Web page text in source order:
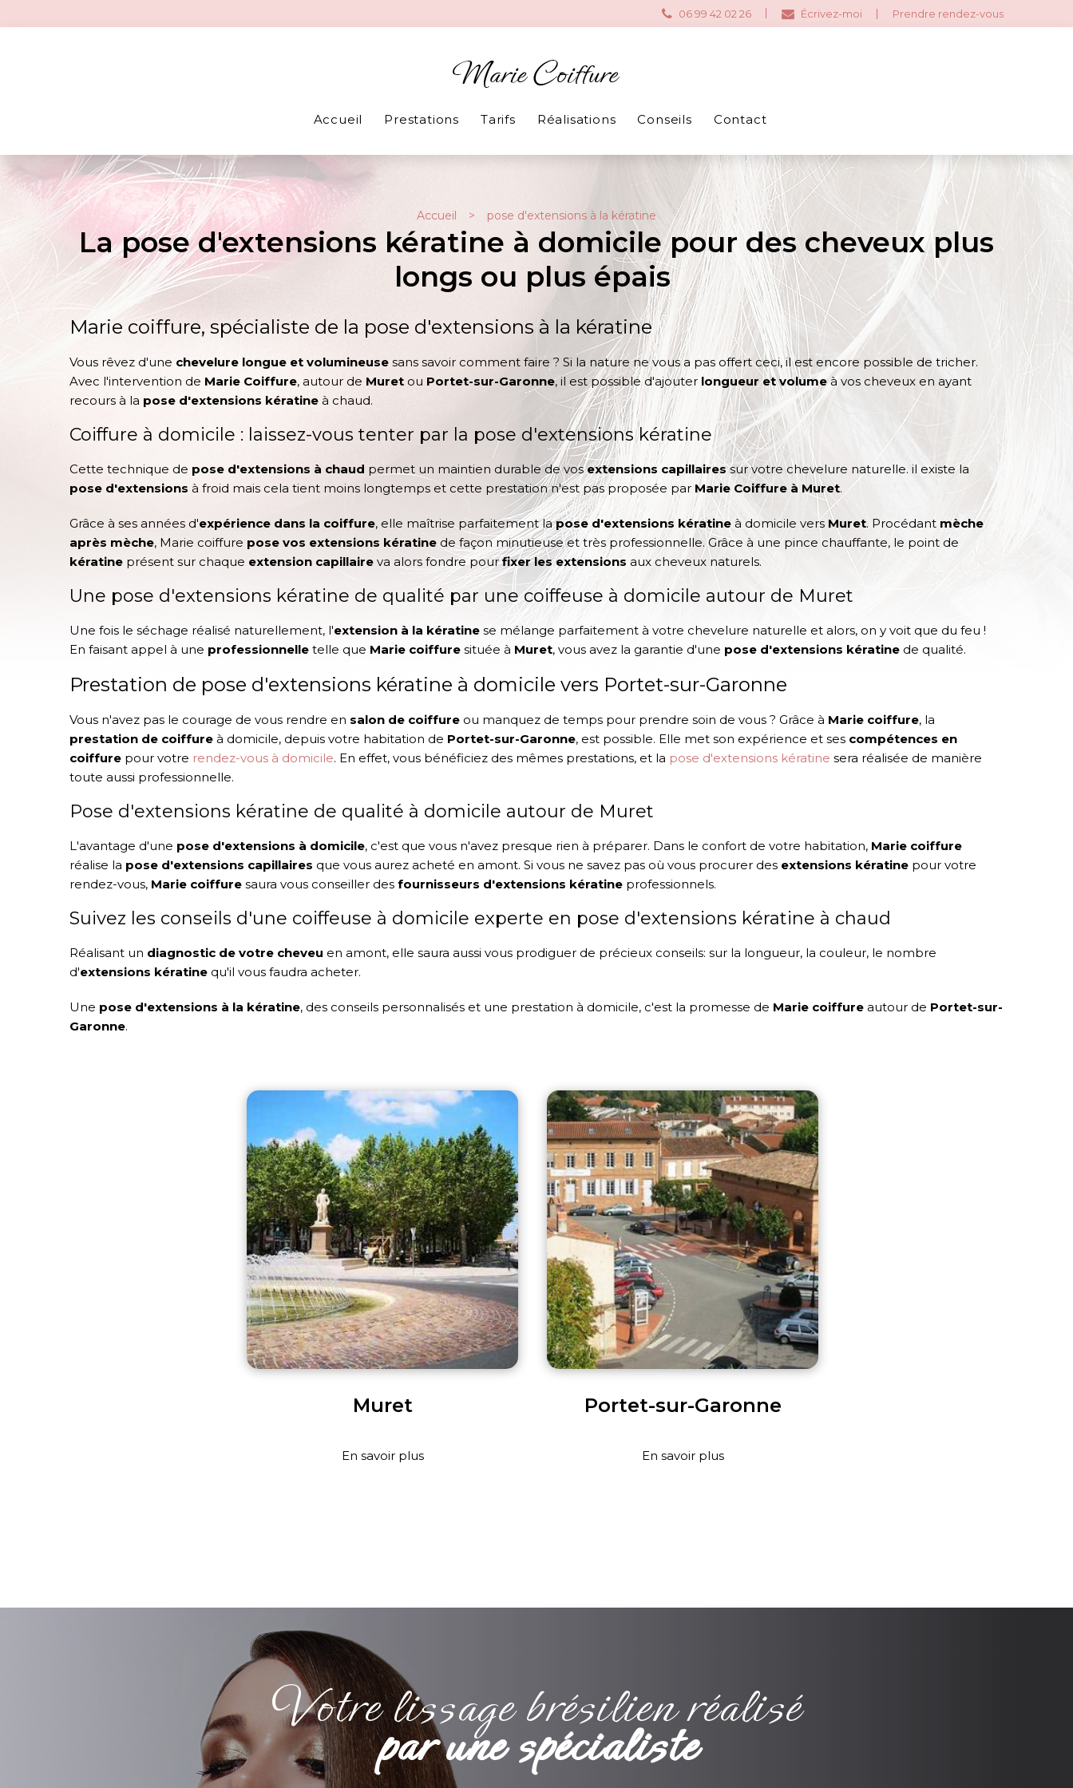
06 99 42 02 26 Écrivez-moi Prendre rendez-vous
Accueil Prestations Tarifs Réalisations Conseils Contact
Accueil pose d'extensions à la kératine
La pose d'extensions kératine à domicile pour des cheveux plus
longs ou plus épais
Marie coiffure, spécialiste de la pose d'extensions à la kératine
Vous rêvez d'une chevelure longue et volumineuse sans savoir comment faire ? Si la nature ne vous a pas offert ceci, il est encore possible de tricher.
Avec l'intervention de Marie Coiffure, autour de Muret ou Portet-sur-Garonne, il est possible d'ajouter longueur et volume à vos cheveux en ayant
recours à la pose d'extensions kératine à chaud.
Coiffure à domicile : laissez-vous tenter par la pose d'extensions kératine
Cette technique de pose d'extensions à chaud permet un maintien durable de vosextensions capillairessur votre chevelure naturelle. il existe la
pose d'extensions à froid mais cela tient moins longtemps et cette prestation n'est pas proposée par Marie Coiffure à Muret.
Grâce à ses années d'expérience dans la coiffure, elle maîtrise parfaitement lapose d'extensions kératine à domicile vers Muret. Procédant mèche
après mèche, Marie coiffure pose vos extensions kératine de façon minutieuse et très professionnelle. Grâce à une pince chauffante, le point de
kératine présent sur chaque extension capillaire va alors fondre pourfixer les extensions aux cheveux naturels.
Une pose d'extensions kératine de qualité par une coiffeuse à domicile autour de Muret
Une fois le séchage réalisé naturellement, l'extension à la kératine se mélange parfaitement à votre chevelure naturelle et alors, on y voit que du feu !
En faisant appel à une professionnelle telle que Marie coiffure située à Muret, vous avez la garantie d'une pose d'extensions kératine de qualité.
Prestation de pose d'extensions kératine à domicile vers Portet-sur-Garonne
Vous n'avez pas le courage de vous rendre en salon de coiffure ou manquez de temps pour prendre soin de vous ? Grâce à Marie coiffure, la
prestation de coiffure à domicile, depuis votre habitation de Portet-sur-Garonne, est possible. Elle met son expérience et ses compétences en
coiffure pour votre rendez-vous à domicile. En effet, vous bénéficiez des mêmes prestations, et la pose d'extensions kératine sera réalisée de manière
toute aussi professionnelle.
Pose d'extensions kératine de qualité à domicile autour de Muret
L'avantage d'une pose d'extensions à domicile, c'est que vous n'avez presque rien à préparer. Dans le confort de votre habitation, Marie coiffure
réalise la pose d'extensions capillaires que vous aurez acheté en amont. Si vous ne savez pas où vous procurer des extensions kératine pour votre
rendez-vous, Marie coiffure saura vous conseiller des fournisseurs d'extensions kératine professionnels.
Suivez les conseils d'une coiffeuse à domicile experte en pose d'extensions kératine à chaud
Réalisant un diagnostic de votre cheveu en amont, elle saura aussi vous prodiguer de précieux conseils: sur la longueur, la couleur, le nombre
d'extensions kératine qu'il vous faudra acheter.
Une pose d'extensions à la kératine, des conseils personnalisés et une prestation à domicile, c'est la promesse de Marie coiffure autour de Portet-sur-
Garonne.
Muret
En savoir plus
Portet-sur-Garonne
En savoir plus
Votre lissage brésilien réalisé
par une spécialiste